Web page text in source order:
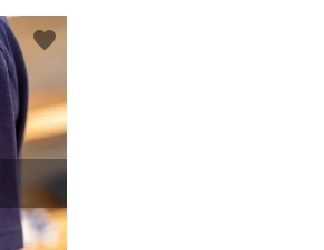
favorite